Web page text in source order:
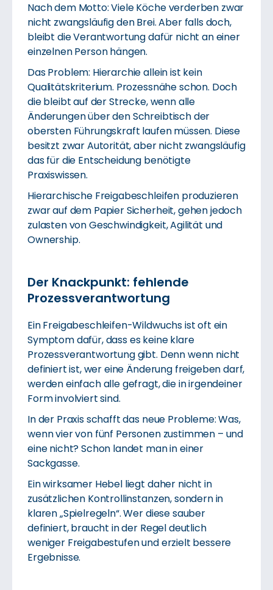
Nach dem Motto: Viele Köche verderben zwar
nicht zwangsläufig den Brei. Aber falls doch,
bleibt die Verantwortung dafür nicht an einer
einzelnen Person hängen.
Das Problem: Hierarchie allein ist kein
Qualitätskriterium. Prozessnähe schon. Doch
die bleibt auf der Strecke, wenn alle
Änderungen über den Schreibtisch der
obersten Führungskraft laufen müssen. Diese
besitzt zwar Autorität, aber nicht zwangsläufig
das für die Entscheidung benötigte
Praxiswissen.
Hierarchische Freigabeschleifen produzieren
zwar auf dem Papier Sicherheit, gehen jedoch
zulasten von Geschwindigkeit, Agilität und
Ownership.
Der Knackpunkt: fehlende
Prozessverantwortung
Ein Freigabeschleifen-Wildwuchs ist oft ein
Symptom dafür, dass es keine klare
Prozessverantwortung gibt. Denn wenn nicht
definiert ist, wer eine Änderung freigeben darf,
werden einfach alle gefragt, die in irgendeiner
Form involviert sind.
In der Praxis schafft das neue Probleme: Was,
wenn vier von fünf Personen zustimmen – und
eine nicht? Schon landet man in einer
Sackgasse.
Ein wirksamer Hebel liegt daher nicht in
zusätzlichen Kontrollinstanzen, sondern in
klaren „Spielregeln“. Wer diese sauber
definiert, braucht in der Regel deutlich
weniger Freigabestufen und erzielt bessere
Ergebnisse.